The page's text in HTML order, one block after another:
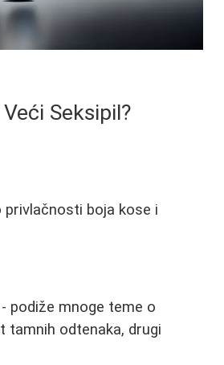
Seksipil?
boja kose i
podiže mnoge teme o
tamnih odtenaka, drugi